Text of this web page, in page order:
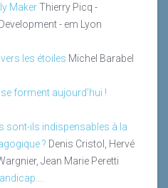
MakerThierry Picq -
- em Lyon
les étoiles Michel Barabel
forment aujourd’hui !
sont-ils indispensables à la
? Denis Cristol, Hervé
Jean Marie Peretti